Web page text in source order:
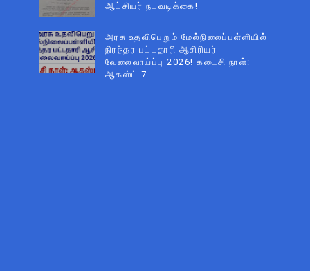
ஆட்சியர் நடவடிக்கை!
அரசு உதவிபெறும் மேல்நிலைப்பள்ளியில்
நிரந்தர பட்டதாரி ஆசிரியர்
வேலைவாய்ப்பு 2026! கடைசி நாள்:
ஆகஸ்ட் 7